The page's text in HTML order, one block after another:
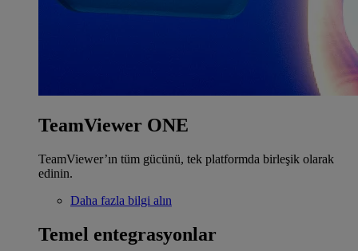
TeamViewer ONE
TeamViewer’ın tüm gücünü, tek platformda birleşik olarak
edinin.
Daha fazla bilgi alın
Temel entegrasyonlar